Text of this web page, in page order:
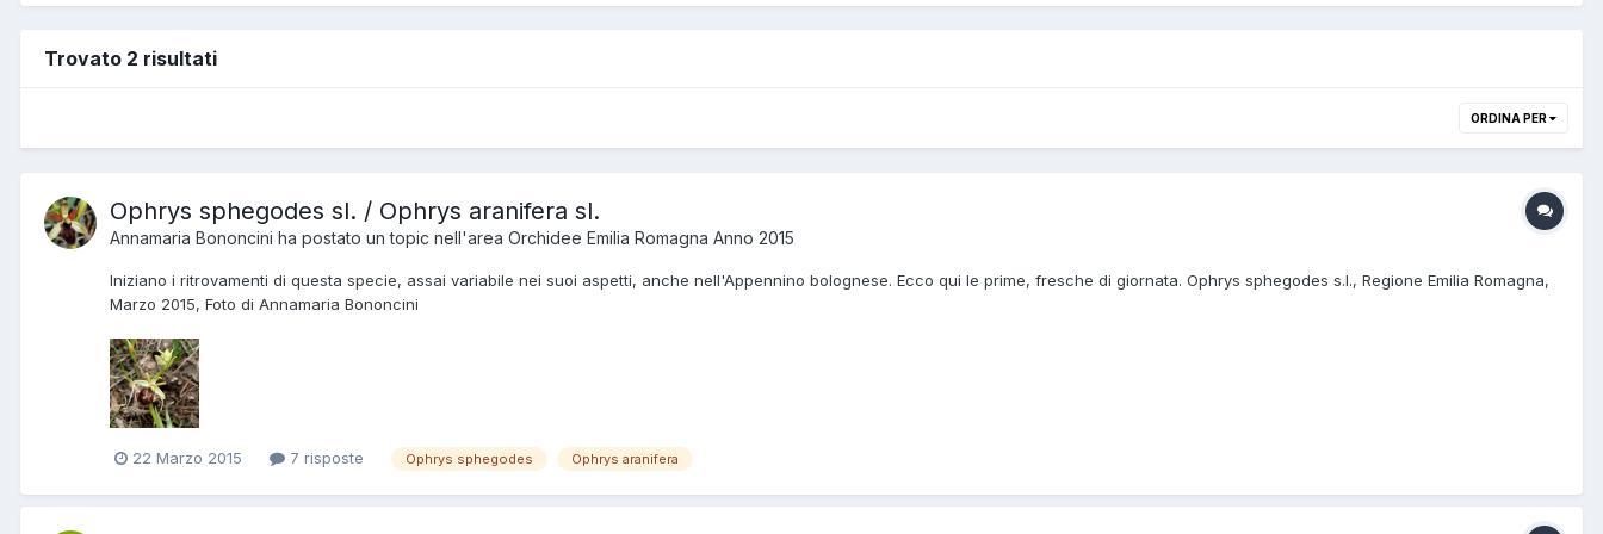
Trovato 2 risultati
ORDINA PER
Ophrys sphegodes sl. / Ophrys aranifera sl.
Annamaria Bononcini ha postato un topic nell'area Orchidee Emilia Romagna Anno 2015
Iniziano i ritrovamenti di questa specie, assai variabile nei suoi aspetti, anche nell'Appennino bolognese. Ecco qui le prime, fresche di giornata. Ophrys sphegodes s.l., Regione Emilia Romagna,
Marzo 2015, Foto di Annamaria Bononcini
22 Marzo 2015 7 risposte Ophrys sphegodes Ophrys aranifera